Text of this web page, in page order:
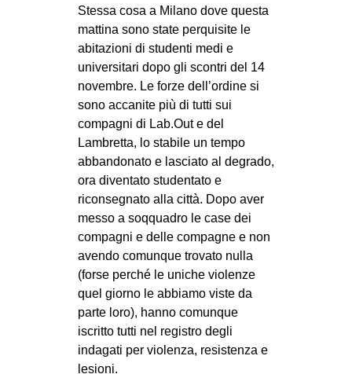
Stessa cosa a Milano dove questa
mattina sono state perquisite le
abitazioni di studenti medi e
universitari dopo gli scontri del 14
novembre. Le forze dell’ordine si
sono accanite più di tutti sui
compagni di Lab.Out e del
Lambretta, lo stabile un tempo
abbandonato e lasciato al degrado,
ora diventato studentato e
riconsegnato alla città. Dopo aver
messo a soqquadro le case dei
compagni e delle compagne e non
avendo comunque trovato nulla
(forse perché le uniche violenze
quel giorno le abbiamo viste da
parte loro), hanno comunque
iscritto tutti nel registro degli
indagati per violenza, resistenza e
lesioni.